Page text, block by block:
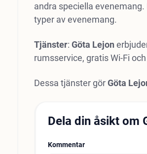
andra speciella
typer av evenemang.
Tjänster: Göta Lejon
rumsservice, gratis Wi-Fi
Dessa tjänster görGöta
Dela din åsikt om
Kommentar